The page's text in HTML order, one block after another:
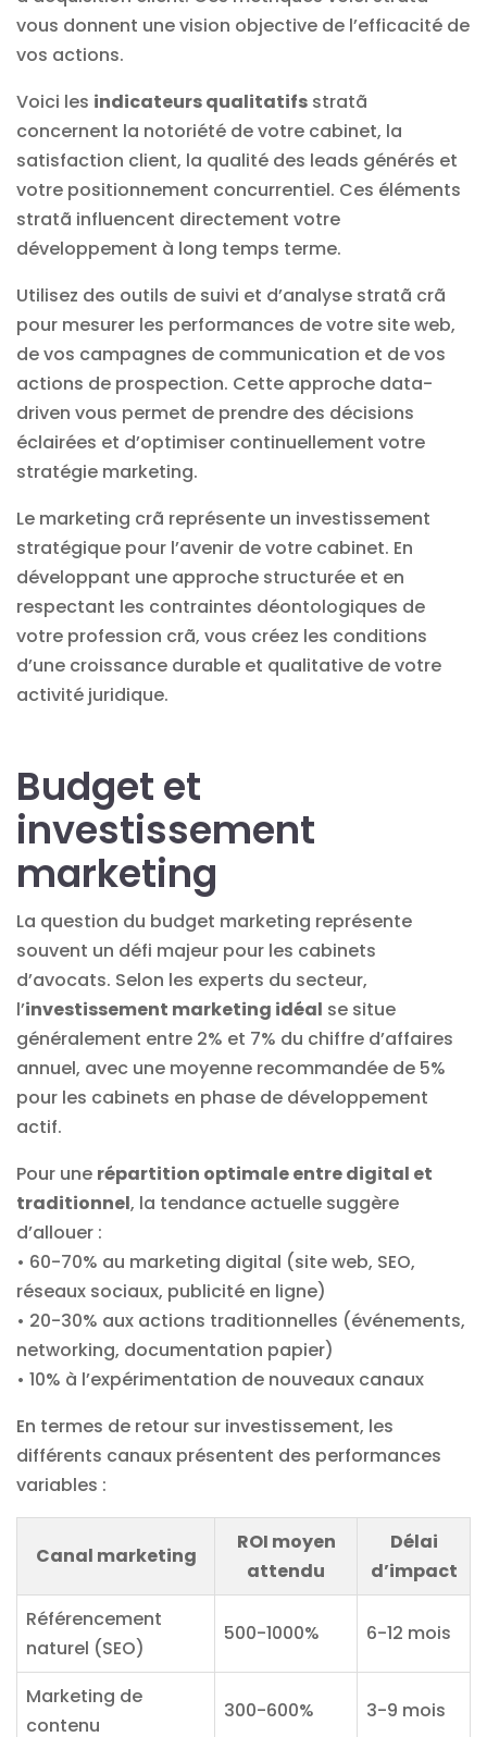
vous donnent une vision objective de l’efficacité de
vos actions.
Voici les indicateurs qualitatifs stratã
concernent la notoriété de votre cabinet, la
satisfaction client, la qualité des leads générés et
votre positionnement concurrentiel. Ces éléments
stratã influencent directement votre
développement à long temps terme.
Utilisez des outils de suivi et d’analyse stratã crã
pour mesurer les performances de votre site web,
de vos campagnes de communication et de vos
actions de prospection. Cette approche data-
driven vous permet de prendre des décisions
éclairées et d’optimiser continuellement votre
stratégie marketing.
Le marketing crã représente un investissement
stratégique pour l’avenir de votre cabinet. En
développant une approche structurée et en
respectant les contraintes déontologiques de
votre profession crã, vous créez les conditions
d’une croissance durable et qualitative de votre
activité juridique.
Budget et
investissement
marketing
La question du budget marketing représente
souvent un défi majeur pour les cabinets
d’avocats. Selon les experts du secteur,
l’investissement marketing idéal se situe
généralement entre 2% et 7% du chiffre d’affaires
annuel, avec une moyenne recommandée de 5%
pour les cabinets en phase de développement
actif.
Pour une répartition optimale entre digital et
traditionnel, la tendance actuelle suggère
d’allouer :
• 60-70% au marketing digital (site web, SEO,
réseaux sociaux, publicité en ligne)
• 20-30% aux actions traditionnelles (événements,
networking, documentation papier)
• 10% à l’expérimentation de nouveaux canaux
En termes de retour sur investissement, les
différents canaux présentent des performances
variables :
Canal marketing
ROI moyen
attendu
Délai
d’impact
Référencement
naturel (SEO)
500-1000% 6-12 mois
Marketing de
contenu
300-600% 3-9 mois